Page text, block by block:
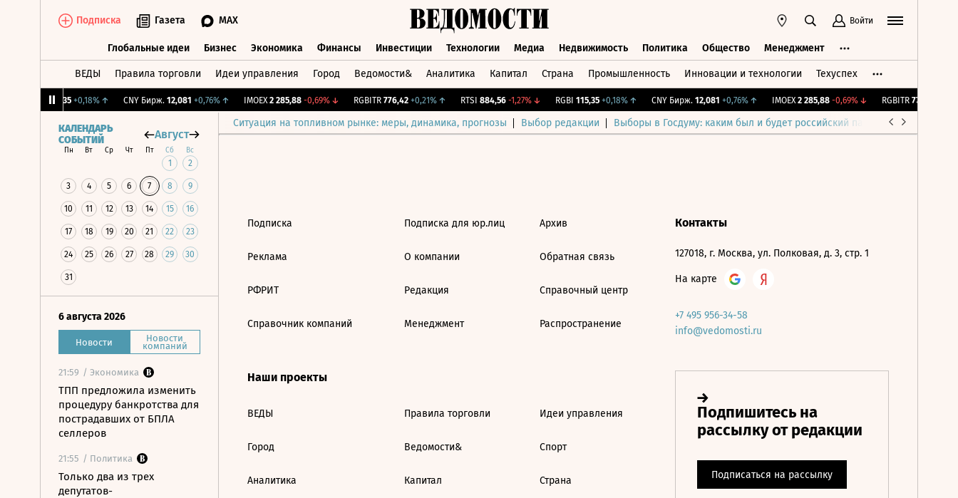
Подписка Газета MAX Войти
Глобальные идеи Бизнес Экономика Финансы Инвестиции Технологии Медиа Недвижимость Политика Общество Менеджмент
ВЕДЫ Правила торговли Идеи управления Город Ведомости& Аналитика Капитал Страна Промышленность Инновации и технологии Техуспех
115,35 +0,18%↑ CNY Бирж. 12,081 +0,76%↑ IMOEX 2 285,88 -0,69%↓ RGBITR 776,42 +0,21%↑ RTSI 884,56 -1,27%↓ RGBI 115,35 +0,18%↑ CNY Бирж. 12,081 +0,76%↑ IMOEX 2 285,88 -0,69%↓ RGBITR 776,42
Ситуация на топливном рынке: меры, динамика, прогнозы Выбор редакции Выборы в Госдуму: каким был и будет российский парламент
КАЛЕНДАРЬ
СОБЫТИЙ
Август
Пн Вт Ср Чт Пт Сб Вс
1 2
3 4 5 6 7 8 9
10 11 12 13 14 15 16
17 18 19 20 21 22 23
24 25 26 27 28 29 30
31
6 августа 2026
Новости Новости
компаний
21:59 / Экономика
ТПП предложила изменить
процедуру банкротства для
пострадавших от БПЛА
селлеров
21:55 / Политика
Только два из трех
депутатов-
Подписка
Реклама
РФРИТ
Справочник компаний
Подписка для юр.лиц
О компании
Редакция
Менеджмент
Архив
Обратная связь
Справочный центр
Распространение
Наши проекты
ВЕДЫ
Город
Аналитика
Правила торговли
Ведомости&
Капитал
Идеи управления
Спорт
Страна
Контакты
127018, г. Москва, ул. Полковая, д. 3, стр. 1
На карте
+7 495 956-34-58
info@vedomosti.ru